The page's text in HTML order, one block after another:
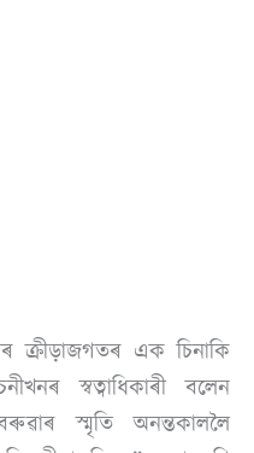
এক চিনাকি
স্বত্বাধিকাৰী বলেন
স্মৃতি অনন্তকাললৈ